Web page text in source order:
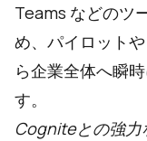
Teams などのツ
め、パイロット
ら企業全体へ瞬
す。
Cogniteとの強力